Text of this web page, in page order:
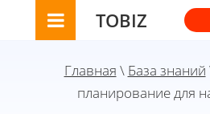
TOBIZ
Главная \ База знаний
планирование для